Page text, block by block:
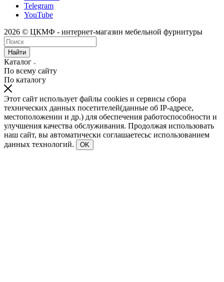
Telegram
YouTube
2026 © ЦКМФ - интернет-магазин мебельной фурнитуры
Найти
Каталог
По всему сайту
По каталогу
Этот сайт использует файлы cookies и сервисы сбора
технических данных посетителей(данные об IP-адресе,
местоположении и др.) для обеспечения работоспособности и
улучшения качества обслуживания. Продолжая использовать
наш сайт, вы автоматически соглашаетесьс использованием
данных технологий.
OK